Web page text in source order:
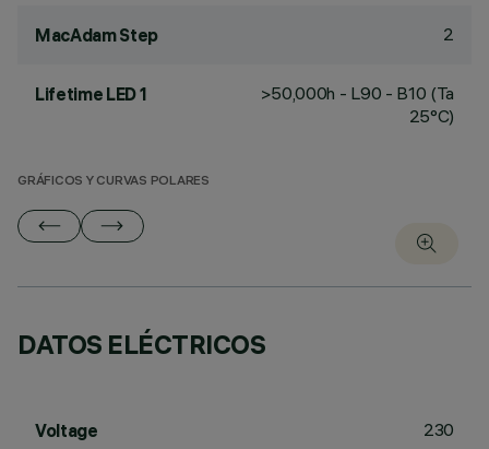
MacAdam Step 2
Lifetime LED 1
>50,000h - L90 - B10 (Ta
25°C)
GRÁFICOS Y CURVAS POLARES
DATOS ELÉCTRICOS
Voltage 230